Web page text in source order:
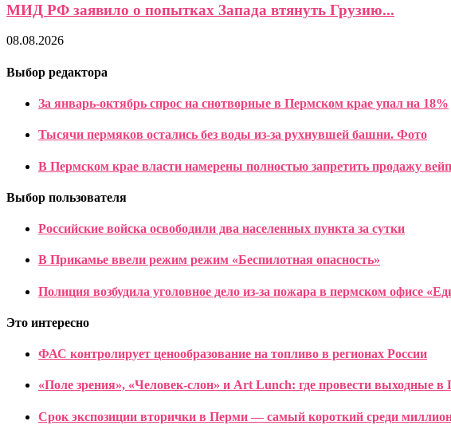
МИД РФ заявило о попытках Запада втянуть Грузию...
08.08.2026
Выбор редактора
За январь-октябрь спрос на снотворные в Пермском крае упал на 18%
Тысячи пермяков остались без воды из-за рухнувшей башни. Фото
В Пермском крае власти намерены полностью запретить продажу
Выбор пользователя
Российские войска освободили два населенных пункта за сутки
В Прикамье ввели режим режим «Беспилотная опасность»
Полиция возбудила уголовное дело из-за пожара в пермском офисе
Это интересно
ФАС контролирует ценообразование на топливо в регионах России
«Поле зрения», «Человек-слон» и Art Lunch: где провести выходные в
Срок экспозиции вторички в Перми — самый короткий среди